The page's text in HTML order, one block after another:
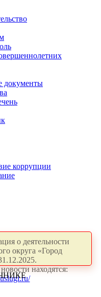
документы
коррупции
о деятельности
округа «Город
находятся: